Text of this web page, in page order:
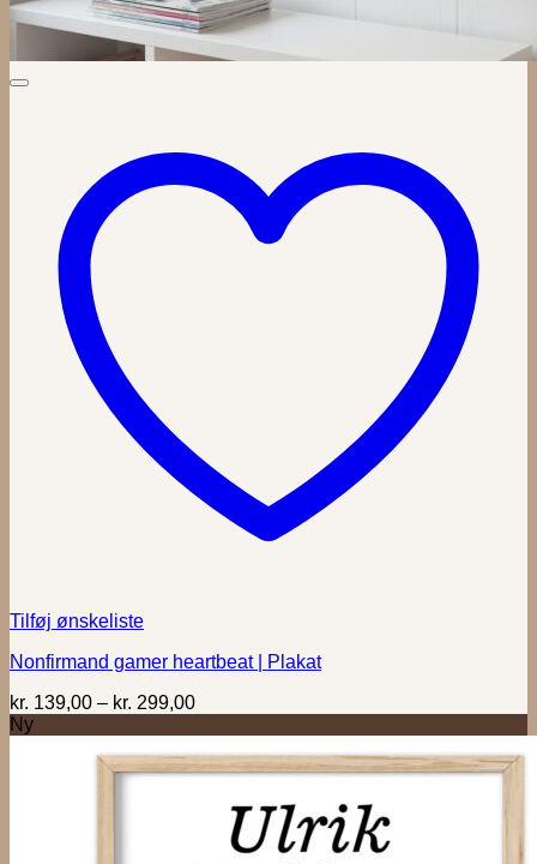
Tilføj ønskeliste
Nonfirmand gamer heartbeat | Plakat
kr. 139,00 – kr. 299,00Prisinterval:
kr. 299,00
Ny